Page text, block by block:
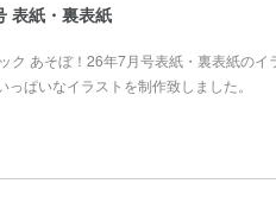
表紙・裏表紙
ク あそぼ！26年7月号表紙・裏表紙のイ
ぱいなイラストを制作致しました。